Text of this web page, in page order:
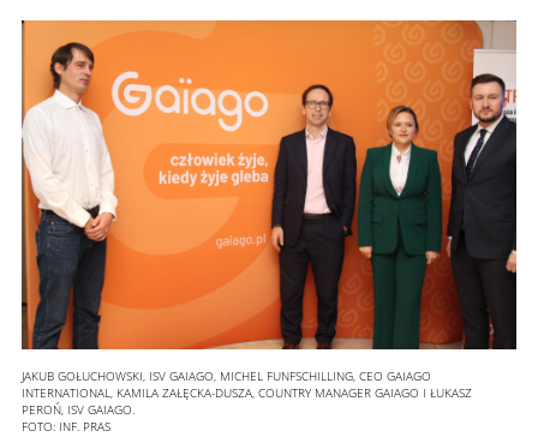
JAKUB GOŁUCHOWSKI, ISV GAIAGO, MICHEL FUNFSCHILLING, CEO GAIAGO
INTERNATIONAL, KAMILA ZAŁĘCKA-DUSZA, COUNTRY MANAGER GAIAGO I ŁUKASZ
PEROŃ, ISV GAIAGO.
FOTO: INF. PRAS